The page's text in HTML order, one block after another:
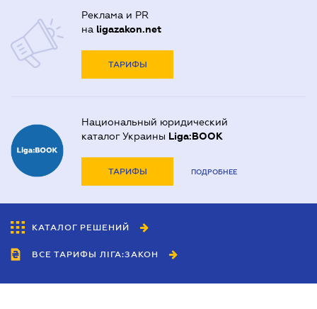
Реклама и PR
на ligazakon.net
ТАРИФЫ
Национальный юридический
каталог Украины Liga:BOOK
ТАРИФЫ ПОДРОБНЕЕ
КАТАЛОГ РЕШЕНИЙ
ВСЕ ТАРИФЫ ЛІГА:ЗАКОН